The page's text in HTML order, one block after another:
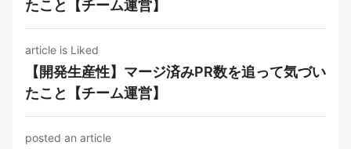
たこと【チーム運営】
article is Liked
【開発生産性】マージ済みPR数を追って気づい
たこと【チーム運営】
posted an article